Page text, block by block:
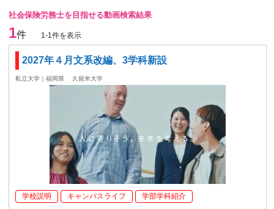
社会保険労務士を目指せる動画検索結果
1件 1-1件を表示
2027年４月文系改編、3学科新設
私立大学｜福岡県 久留米大学
学校説明 キャンパスライフ 学部学科紹介